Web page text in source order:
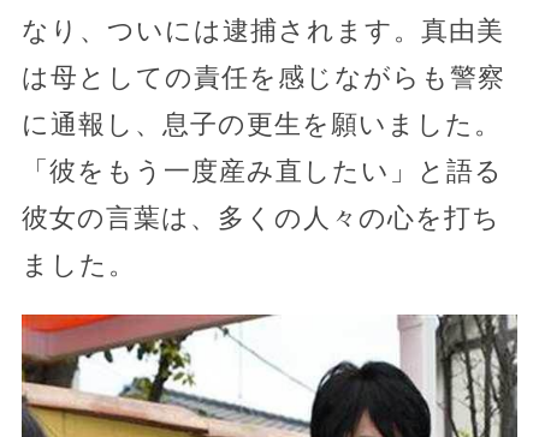
なり、ついには逮捕されます。真由美
は母としての責任を感じながらも警察
に通報し、息子の更生を願いました。
「彼をもう一度産み直したい」と語る
彼女の言葉は、多くの人々の心を打ち
ました。